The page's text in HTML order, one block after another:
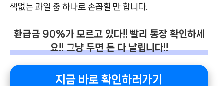
색없는 과일 중 하나로 손꼽힐 만 합니다.
환급금 90%가 모르고 있다!! 빨리 통장 확인하세
요!! 그냥 두면 돈 다 날립니다!!
지금 바로 확인하러가기